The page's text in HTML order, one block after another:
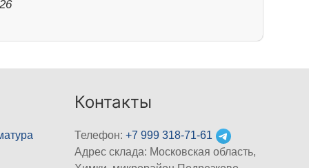
Контакты
Телефон:+7 999 318-71-61
Адрес склада: Московская область,